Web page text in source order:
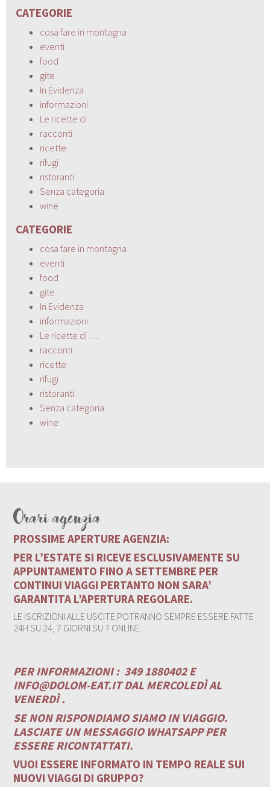
CATEGORIE
cosa fare in montagna
eventi
food
gite
In Evidenza
informazioni
Le ricette di …
racconti
ricette
rifugi
ristoranti
Senza categoria
wine
CATEGORIE
cosa fare in montagna
eventi
food
gite
In Evidenza
informazioni
Le ricette di …
racconti
ricette
rifugi
ristoranti
Senza categoria
wine
Orari agenzia
PROSSIME APERTURE AGENZIA:
PER L’ESTATE SI RICEVE ESCLUSIVAMENTE SU
APPUNTAMENTO FINO A SETTEMBRE PER
CONTINUI VIAGGI PERTANTO NON SARA’
GARANTITA L’APERTURA REGOLARE.
LE ISCRIZIONI ALLE USCITE POTRANNO SEMPRE ESSERE FATTE
24H SU 24, 7 GIORNI SU 7 ONLINE.
PER INFORMAZIONI : 349 1880402 E
INFO@DOLOM-EAT.ITDAL MERCOLEDÌ AL
VENERDÌ .
SE NON RISPONDIAMO SIAMO IN VIAGGIO.
LASCIATE UN MESSAGGIO WHATSAPP PER
ESSERE RICONTATTATI.
VUOI ESSERE INFORMATO IN TEMPO REALE SUI
NUOVI VIAGGI DI GRUPPO?